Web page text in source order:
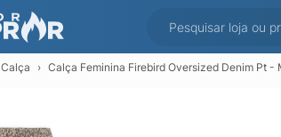
Calça Calça Feminina Firebird Oversized Denim Pt -